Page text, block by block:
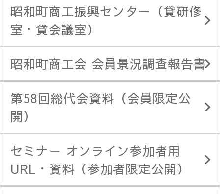
昭和町商工振興センター（貸研修
室・貸会議室）
昭和町商工会 会員景況調査報告書
第58回総代会資料（会員限定公
開）
セミナー オンライン参加者用
URL・資料（参加者限定公開）